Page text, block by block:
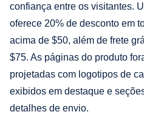
confiança entre os visitantes.
oferece 20% de desconto em
acima de $50, além de frete
$75. As páginas do produto
projetadas com logotipos de
exibidos em destaque e
detalhes de envio.